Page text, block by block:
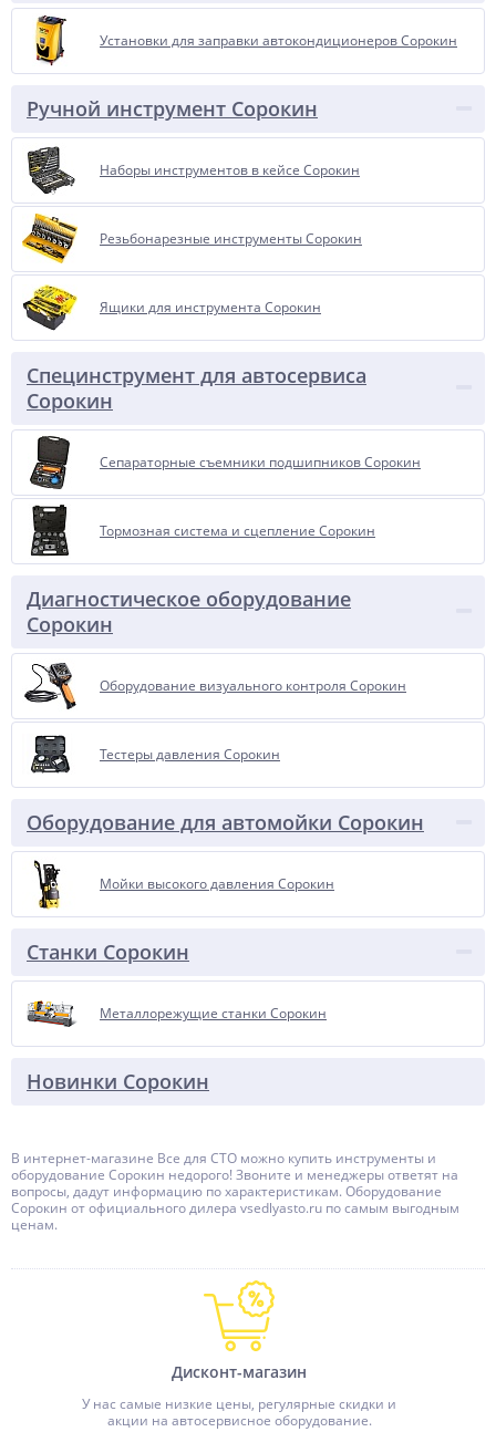
Установки для заправки автокондиционеров Сорокин
Ручной инструмент Сорокин
Наборы инструментов в кейсе Сорокин
Резьбонарезные инструменты Сорокин
Ящики для инструмента Сорокин
Специнструмент для автосервиса
Сорокин
Сепараторные съемники подшипников Сорокин
Тормозная система и сцепление Сорокин
Диагностическое оборудование
Сорокин
Оборудование визуального контроля Сорокин
Тестеры давления Сорокин
Оборудование для автомойки Сорокин
Мойки высокого давления Сорокин
Станки Сорокин
Металлорежущие станки Сорокин
Новинки Сорокин
В интернет-магазине Все для СТО можно купить инструменты и
оборудование Сорокин недорого! Звоните и менеджеры ответят на
вопросы, дадут информацию по характеристикам. Оборудование
Сорокин от официального дилера vsedlyasto.ru по самым выгодным
ценам.
Дисконт-магазин
У нас самые низкие цены, регулярные скидки и
акции на автосервисное оборудование.